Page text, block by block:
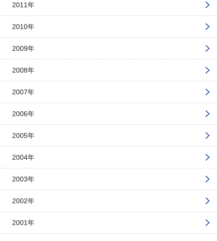
2011年
2010年
2009年
2008年
2007年
2006年
2005年
2004年
2003年
2002年
2001年